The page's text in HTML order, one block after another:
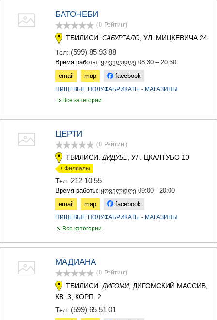
БАТОНЕБИ
(0 Рейтинг)
ТБИЛИСИ. САБУРТАЛО, УЛ. МИЦКЕВИЧА 24
Тел: (599) 85 93 88
Время работы: ყოველდღე 08:30 – 20:30
email
map facebook
ПИЩЕВЫЕ ПОЛУФАБРИКАТЫ - МАГАЗИНЫ
Все категории
ЦЕРТИ
(0 Рейтинг)
ТБИЛИСИ. ДИДУБЕ , УЛ. ЦКАЛТУБО 10
+ Филиалы
Тел: 212 10 55
Время работы: ყოველდღე 09:00 - 20:00
email
map facebook
ПИЩЕВЫЕ ПОЛУФАБРИКАТЫ - МАГАЗИНЫ
Все категории
МАДИАНА
(0 Рейтинг)
ТБИЛИСИ. ДИГОМИ, ДИГОМСКИЙ МАССИВ,
КВ. 3, КОРП. 2
Тел: (599) 65 51 01